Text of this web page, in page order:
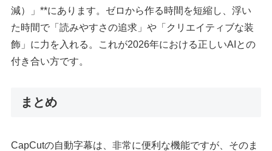
減）」**にあります。ゼロから作る時間を短縮し、浮い
た時間で「読みやすさの追求」や「クリエイティブな装
飾」に力を入れる。これが2026年における正しいAIとの
付き合い方です。
まとめ
CapCutの自動字幕は、非常に便利な機能ですが、そのま